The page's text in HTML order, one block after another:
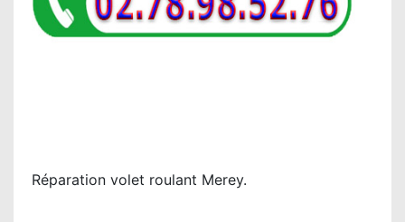
Réparation volet roulant Merey.